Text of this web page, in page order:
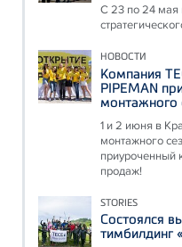
С 23 по 24 мая
НОВОСТИ
Компания
PIPEMAN
монтажного
1 и 2 июня в
монтажного
приуроченный
продаж!
STORIES
Состоялся
тимбилдинг